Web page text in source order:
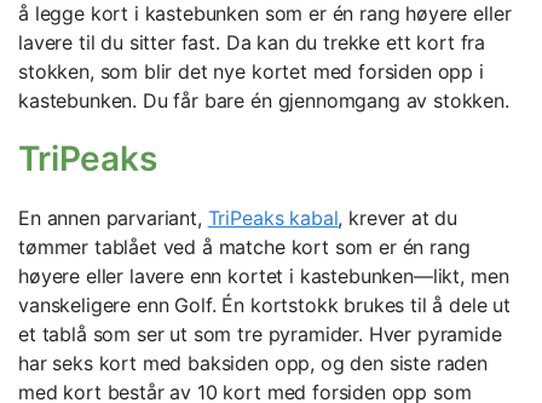
å legge kort i kastebunken som er én rang høyere eller
lavere til du sitter fast. Da kan du trekke ett kort fra
stokken, som blir det nye kortet med forsiden opp i
kastebunken. Du får bare én gjennomgang av stokken.
TriPeaks
En annen parvariant, TriPeaks kabal, krever at du
tømmer tablået ved å matche kort som er én rang
høyere eller lavere enn kortet i kastebunken—likt, men
vanskeligere enn Golf. Én kortstokk brukes til å dele ut
et tablå som ser ut som tre pyramider. Hver pyramide
har seks kort med baksiden opp, og den siste raden
med kort består av 10 kort med forsiden opp som